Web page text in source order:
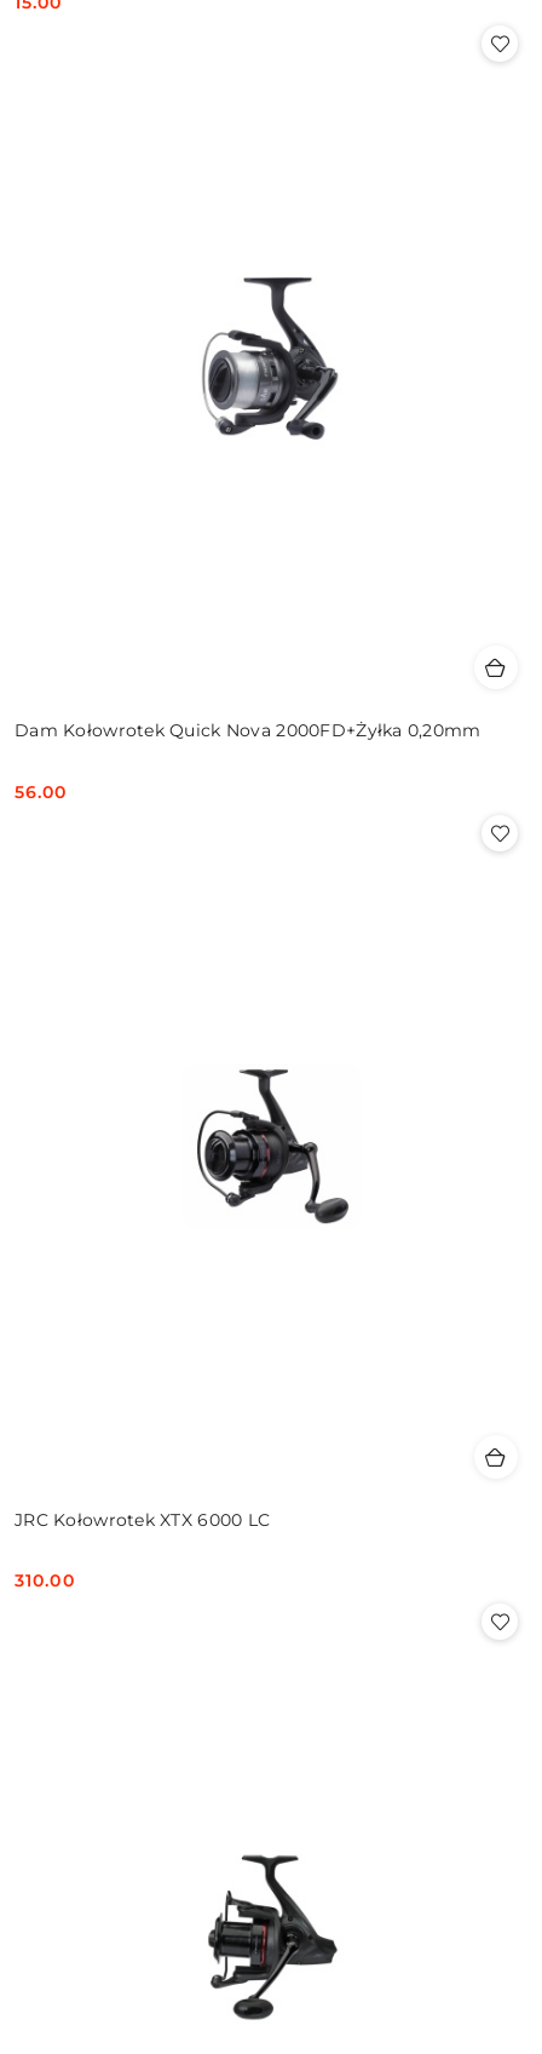
Cena:
Dam Kołowrotek Quick Nova 2000FD+Żyłka 0,20mm
Cena:
56.00
JRC Kołowrotek XTX 6000 LC
Cena:
310.00